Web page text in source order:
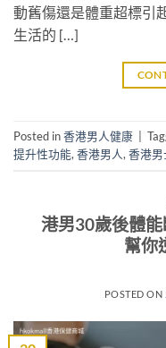
動舊傷還是體重超標引
生活的 […]
Posted in香港男人健康
提升性功能,香港男人,香港男
港男30歲後體
幫你
POSTED ON